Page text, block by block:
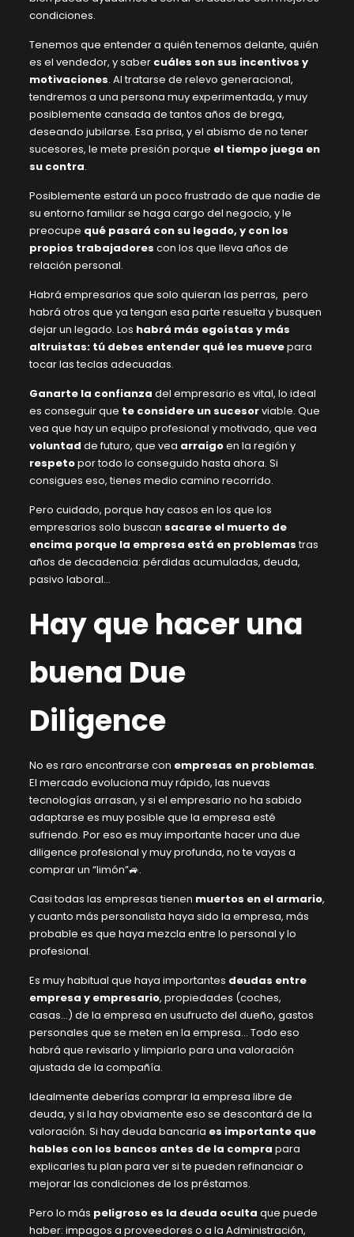
condiciones.
Tenemos que entender a quién tenemos delante, quién
es el vendedor, y saber cuáles son sus incentivos y
motivaciones. Al tratarse de relevo generacional,
tendremos a una persona muy experimentada, y muy
posiblemente cansada de tantos años de brega,
deseando jubilarse. Esa prisa, y el abismo de no tener
sucesores, le mete presión porque el tiempo juega en
su contra.
Posiblemente estará un poco frustrado de que nadie de
su entorno familiar se haga cargo del negocio, y le
preocupe qué pasará con su legado, y con los
propios trabajadores con los que lleva años de
relación personal.
Habrá empresarios que solo quieran las perras, pero
habrá otros que ya tengan esa parte resuelta y busquen
dejar un legado. Los habrá más egoístas y más
altruistas: tú debes entender qué les muevepara
tocar las teclas adecuadas.
Ganarte la confianza del empresario es vital, lo ideal
es conseguir que te considere un sucesorviable. Que
vea que hay un equipo profesional y motivado, que vea
voluntad de futuro, que vea arraigoen la región y
respetopor todo lo conseguido hasta ahora. Si
consigues eso, tienes medio camino recorrido.
Pero cuidado, porque hay casos en los que los
empresarios solo buscan sacarse el muerto de
encima porque la empresa está en problemastras
años de decadencia: pérdidas acumuladas, deuda,
pasivo laboral…
Hay que hacer una
buena Due
Diligence
No es raro encontrarse con empresas en problemas.
El mercado evoluciona muy rápido, las nuevas
tecnologías arrasan, y si el empresario no ha sabido
adaptarse es muy posible que la empresa esté
sufriendo. Por eso es muy importante hacer una due
diligence profesional y muy profunda, no te vayas a
comprar un “limón”🚙.
Casi todas las empresas tienen muertos en el armario,
y cuanto más personalista haya sido la empresa, más
probable es que haya mezcla entre lo personal y lo
profesional.
Es muy habitual que haya importantes deudas entre
empresa y empresario, propiedades (coches,
casas…) de la empresa en usufructo del dueño, gastos
personales que se meten en la empresa… Todo eso
habrá que revisarlo y limpiarlo para una valoración
ajustada de la compañía.
Idealmente deberías comprar la empresa libre de
deuda, y si la hay obviamente eso se descontará de la
valoración. Si hay deuda bancaria es importante que
hables con los bancos antes de la compra para
explicarles tu plan para ver si te pueden refinanciar o
mejorar las condiciones de los préstamos.
Pero lo más peligroso es la deuda oculta que puede
haber: impagos a proveedores o a la Administración,